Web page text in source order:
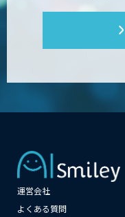
運営会社
よくある質問